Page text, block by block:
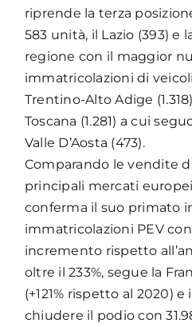
riprende la terza
583 unità, il Lazio (393) e
regione con il maggior
immatricolazioni di
Trentino-Alto Adige
Toscana (1.281) a cui
Valle D’Aosta (473).
Comparando le vendite
principali mercati
conferma il suo primato
immatricolazioni PEV
incremento rispetto
oltre il 233%, segue la
(+121% rispetto al 2020)
chiudere il podio con